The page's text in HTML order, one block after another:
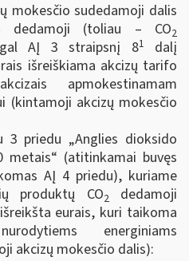
mokesčio sudedamoji dalis
dedamoji (toliau – CO2
AĮ 3 straipsnį 81
dalį
išreiškiama akcizų tarifo
apmokestinamam
(kintamoji akcizų mokesčio
3 priedu „Anglies dioksido
metais“ (atitinkamai buvęs
AĮ 4 priedu), kuriame
produktų CO2
dedamoji
eurais, kuri taikoma
energiniams
akcizų mokesčio dalis):